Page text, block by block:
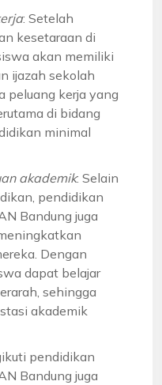
: Setelah
kesetaraan di
akan memiliki
ijazah sekolah
peluang kerja yang
di bidang
minimal
akademik: Selain
pendidikan
Bandung juga
Dengan
dapat belajar
sehingga
akademik
pendidikan
Bandung juga